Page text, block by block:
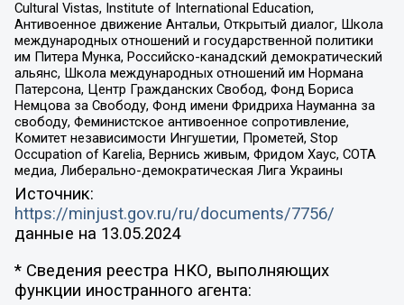
Cultural Vistas, Institute of International Education,
Антивоенное движение Антальи, Открытый диалог, Школа
международных отношений и государственной политики
им Питера Мунка, Российско-канадский демократический
альянс, Школа международных отношений им Нормана
Патерсона, Центр Гражданских Свобод, Фонд Бориса
Немцова за Свободу, Фонд имени Фридриха Науманна за
свободу, Феминистское антивоенное сопротивление,
Комитет независимости Ингушетии, Прометей, Stop
Occupation of Karelia, Вернись живым, Фридом Хаус, СОТА
медиа, Либерально-демократическая Лига Украины
Источник:
https://minjust.gov.ru/ru/documents/7756/
данные на 13.05.2024
* Сведения реестра НКО, выполняющих
функции иностранного агента: